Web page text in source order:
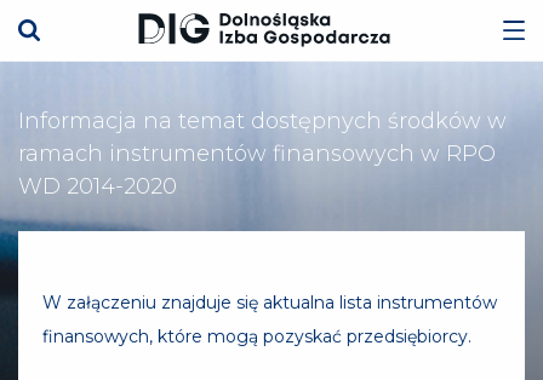
Informacja na temat dostępnych środków w
ramach instrumentów finansowych w RPO
WD 2014-2020
W załączeniu znajduje się aktualna lista instrumentów
finansowych, które mogą pozyskać przedsiębiorcy.